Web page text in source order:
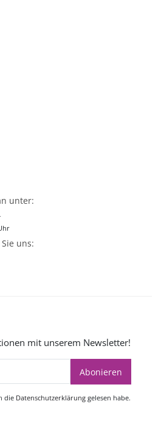
unter:
uns:
mit unserem Newsletter!
Abonieren
die Datenschutzerklärunggelesen habe.